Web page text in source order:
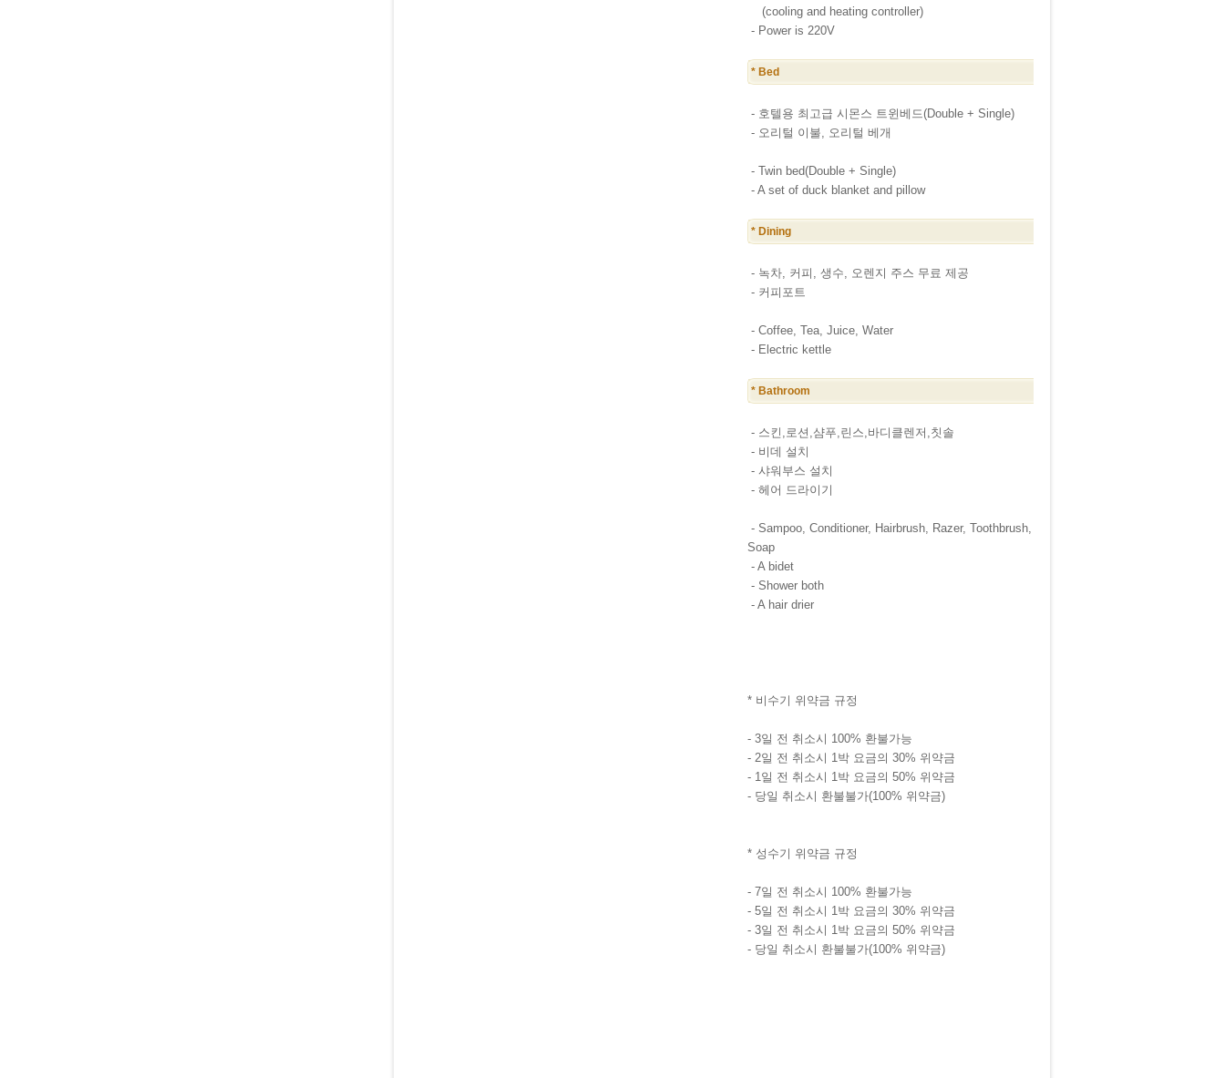
(cooling and heating controller)
- Power is 220V
* Bed
- 호텔용 최고급 시몬스 트윈베드(Double + Single)
- 오리털 이불, 오리털 베개
- Twin bed(Double + Single)
- A set of duck blanket and pillow
* Dining
- 녹차, 커피, 생수, 오렌지 주스 무료 제공
- 커피포트
- Coffee, Tea, Juice, Water
- Electric kettle
* Bathroom
- 스킨,로션,샴푸,린스,바디클렌저,칫솔
- 비데 설치
- 샤워부스 설치
- 헤어 드라이기
- Sampoo, Conditioner, Hairbrush, Razer, Toothbrush,
Soap
- A bidet
- Shower both
- A hair drier
* 비수기 위약금 규정
- 3일 전 취소시 100% 환불가능
- 2일 전 취소시 1박 요금의 30% 위약금
- 1일 전 취소시 1박 요금의 50% 위약금
- 당일 취소시 환불불가(100% 위약금)
* 성수기 위약금 규정
- 7일 전 취소시 100% 환불가능
- 5일 전 취소시 1박 요금의 30% 위약금
- 3일 전 취소시 1박 요금의 50% 위약금
- 당일 취소시 환불불가(100% 위약금)